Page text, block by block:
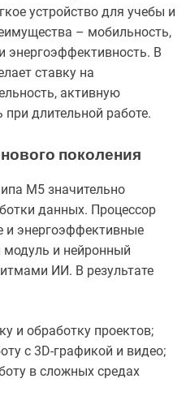
устройство для учебы и
– мобильность,
энергоэффективность. В
ставку на
активную
длительной работе.
поколения
M5 значительно
данных. Процессор
и энергоэффективные
и нейронный
ИИ. В результате
и обработку проектов;
с 3D-графикой и видео;
в сложных средах